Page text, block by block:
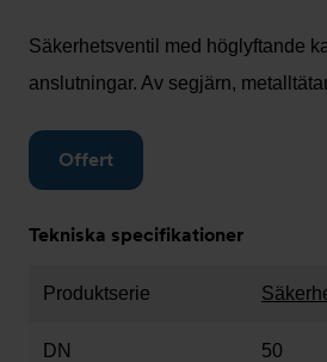
Säkerhetsventil med höglyftande
anslutningar. Av segjärn,
Offert
Tekniska specifikationer
Produktserie
DN 50